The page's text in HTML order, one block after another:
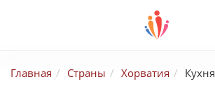
Главная Страны Хорватия Кухня